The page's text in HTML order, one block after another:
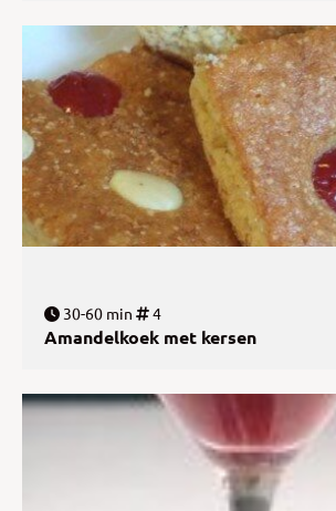
30-60 min 4
Amandelkoek met kersen